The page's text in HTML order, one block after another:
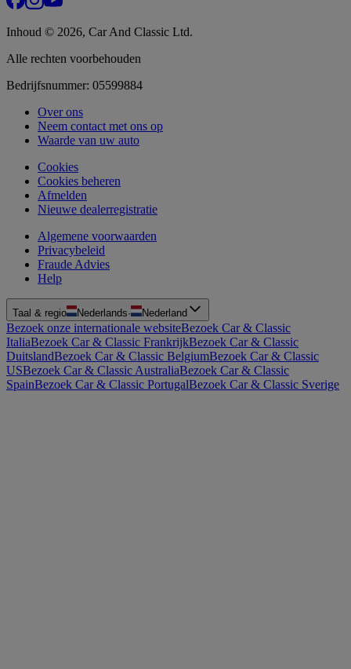
Inhoud © 2026, Car And Classic Ltd.
Alle rechten voorbehouden
Bedrijfsnummer: 05599884
Over ons
Neem contact met ons op
Waarde van uw auto
Cookies
Cookies beheren
Afmelden
Nieuwe dealerregistratie
Algemene voorwaarden
Privacybeleid
Fraude Advies
Help
Taal & regio Nederlands· Nederland
Bezoek onze internationale websiteBezoek Car & Classic
ItaliaBezoek Car & Classic FrankrijkBezoek Car & Classic
DuitslandBezoek Car & Classic BelgiumBezoek Car & Classic
USBezoek Car & Classic AustraliaBezoek Car & Classic
SpainBezoek Car & Classic PortugalBezoek Car & Classic Sverige